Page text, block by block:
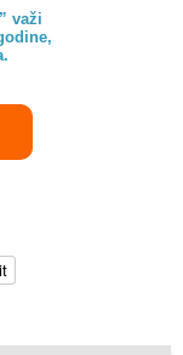
važi